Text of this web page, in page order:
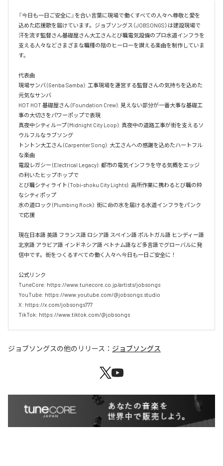
『今日も一日ご安全に』を合い言葉に現場で働くすべての人々へ尊敬と愛を
込めた応援歌を届けています。ジョブソングス（JOBSONGS）は建設現場で
汗を流す監督さん基礎屋さん大工さんとび職電気設備のプロ水道インフラを
支える人々などさまざまな職種の陰のヒーローを讃える楽曲を制作していま
す。
代表曲
現場サンバ (Genba Samba): 工事現場を運営する監督さんの気持ちを込めた
元気なサンバ
HOT HOT 基礎屋さん (Foundation Crew): 見えない部分が一番大事な基礎工
事の大切さをパワーポップで表現
真夜中シティループ (Midnight City Loop): 真夜中の道路工事が街を支えるソ
ウルフルなラブソング
トントン大工さん (Carpenter Song): 大工さんへの感謝を込めたハートフル
な楽曲
電設レガシー (Electrical Legacy): 都市の電気インフラを守る気概をエッジ
の利いたヒップホップで
とび職シティライト (Tobi-shoku City Lights): 高所作業に携わるとび職の粋
なシティポップ
水の道ロック (Plumbing Rock): 街に命の水を届ける水道インフラをパンク
で応援
現在日本語 英語 フランス語 ロシア語 スペイン語 ポルトガル語 ヒンディー語
北京語 アラビア語 インドネシア語 ベトナム語など多言語でグローバルに発
信中です。街をつくるすべての働く人々へ今日も一日ご安全に！
公式リンク
TuneCore: https://www.tunecore.co.jp/artists/jobsongs
YouTube: https://www.youtube.com/@jobsongs.studio
X: https://x.com/jobsongs777
TikTok: https://www.tiktok.com/@jobsongs
ジョブソングスの他のリリース： ジョブソングス